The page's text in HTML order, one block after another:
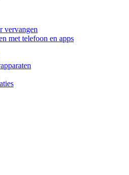
vervangen
met telefoon en apps